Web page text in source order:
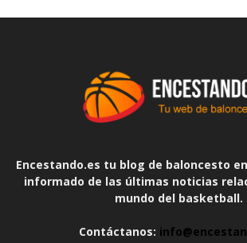
Encestando.es tu blog de baloncesto
informado de las últimas noticias
mundo del basketball.
Contáctanos: